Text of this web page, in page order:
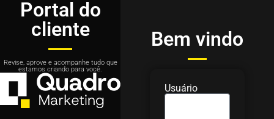
Portal do
cliente
Revise, aprove e acompanhe tudo que
estamos criando para você.
Bem vindo
Usuário